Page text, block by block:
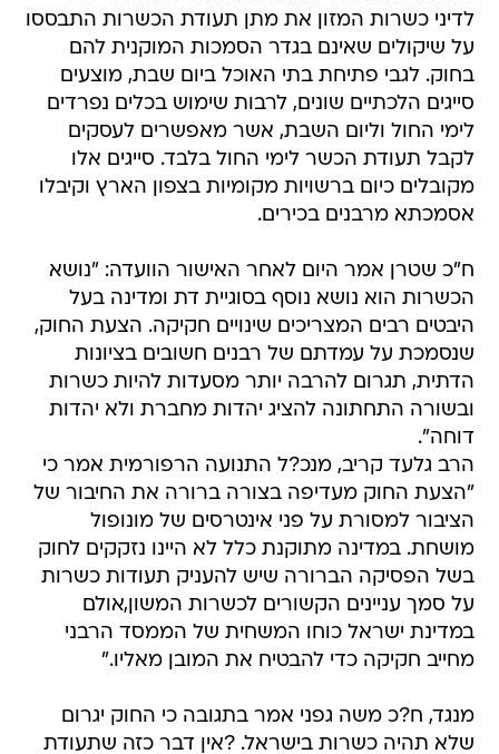
לדיני כשרות המזון את מתן תעודת הכשרות התבססו
על שיקולים שאינם בגדר הסמכות המוקנית להם
בחוק. לגבי פתיחת בתי האוכל ביום שבת, מוצעים
סייגים הלכתיים שונים, לרבות שימוש בכלים נפרדים
לימי החול וליום השבת, אשר מאפשרים לעסקים
לקבל תעודת הכשר לימי החול בלבד. סייגים אלו
מקובלים כיום ברשויות מקומיות בצפון הארץ וקיבלו
אסמכתא מרבנים בכירים.
ח"כ שטרן אמר היום לאחר האישור הוועדה: "נושא
הכשרות הוא נושא נוסף בסוגיית דת ומדינה בעל
היבטים רבים המצריכים שינויים חקיקה. הצעת החוק,
שנסמכת על עמדתם של רבנים חשובים בציונות
הדתית, תגרום להרבה יותר מסעדות להיות כשרות
ובשורה התחתונה להציג יהדות מחברת ולא יהדות
דוחה".
הרב גלעד קריב, מנכ?ל התנועה הרפורמית אמר כי
"הצעת החוק מעדיפה בצורה ברורה את החיבור של
הציבור למסורת על פני אינטרסים של מונופול
מושחת. במדינה מתוקנת כלל לא היינו נזקקים לחוק
בשל הפסיקה הברורה שיש להעניק תעודות כשרות
על סמך עניינים הקשורים לכשרות המשון,אולם
במדינת ישראל כוחו המשחית של הממסד הרבני
מחייב חקיקה כדי להבטיח את המובן מאליו."
מנגד, ח?כ משה גפני אמר בתגובה כי החוק יגרום
שלא תהיה כשרות בישראל. ?אין דבר כזה שתעודת